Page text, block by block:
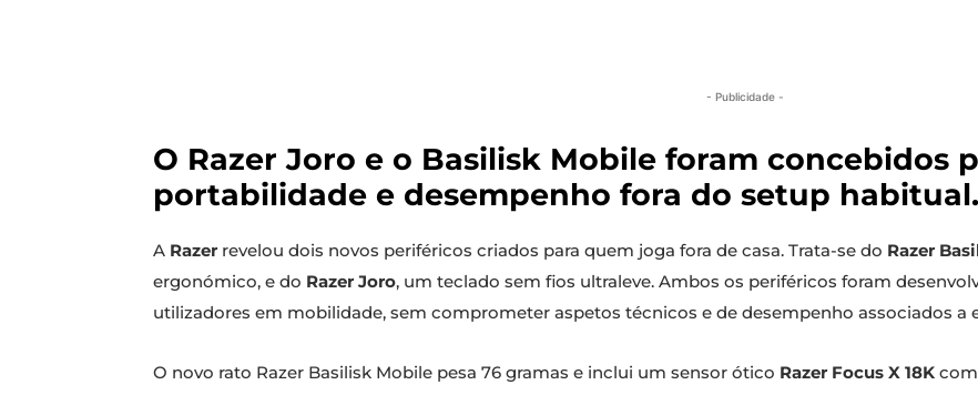
- Publicidade -
O Razer Joro e o Basilisk Mobile foram concebidos
portabilidade e desempenho fora do setup habitual.
A Razer revelou dois novos periféricos criados para quem joga fora de casa. Trata-se do Razer
ergonómico, e do Razer Joro, um teclado sem fios ultraleve. Ambos os periféricos foram
utilizadores em mobilidade, sem comprometer aspetos técnicos e de desempenho associados a
O novo rato Razer Basilisk Mobile pesa 76 gramas e inclui um sensor ótico Razer Focus X 18K